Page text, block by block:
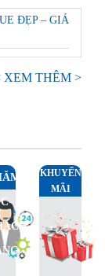
ĐẸP – GIÁ
XEM THÊM >
KHUYẾN
MÃI